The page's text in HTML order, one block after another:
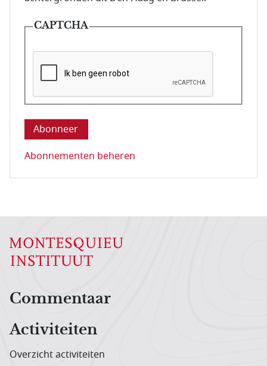
CAPTCHA
Deze vraag is om te controleren dat u een mens
Abonnementen beheren
Hoofdnavigatiemenu
Commentaar
Activiteiten
Overzicht activiteiten